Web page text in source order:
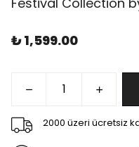
₺ 1,599.00
2000 üzeri ücretsiz